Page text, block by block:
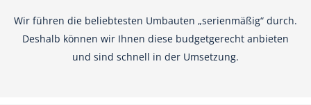
Wir führen die beliebtesten Umbauten „serienmäßig“ durch.
Deshalb können wir Ihnen diese budgetgerecht anbieten
und sind schnell in der Umsetzung.